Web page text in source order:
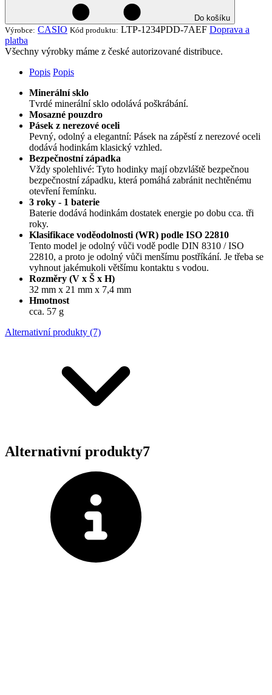
Do košíku
Výrobce: CASIO Kód produktu: LTP-1234PDD-7AEF Doprava a
platba
Všechny výrobky máme z české autorizované distribuce.
Popis Popis
Minerální sklo
Tvrdé minerální sklo odolává poškrábání.
Mosazné pouzdro
Pásek z nerezové oceli
Pevný, odolný a elegantní: Pásek na zápěstí z nerezové oceli
dodává hodinkám klasický vzhled.
Bezpečnostní západka
Vždy spolehlivé: Tyto hodinky mají obzvláště bezpečnou
bezpečnostní západku, která pomáhá zabránit nechtěnému
otevření řemínku.
3 roky - 1 baterie
Baterie dodává hodinkám dostatek energie po dobu cca. tři
roky.
Klasifikace voděodolnosti (WR) podle ISO 22810
Tento model je odolný vůči vodě podle DIN 8310 / ISO
22810, a proto je odolný vůči menšímu postříkání. Je třeba se
vyhnout jakémukoli většímu kontaktu s vodou.
Rozměry (V x Š x H)
32 mm x 21 mm x 7,4 mm
Hmotnost
cca. 57 g
Alternativní produkty (7)
Alternativní produkty7